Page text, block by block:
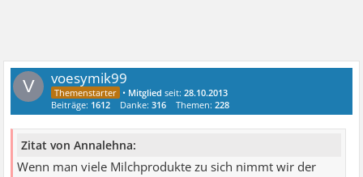
V voesymik99
• Mitglied seit:28.10.2013
Beiträge: 1612 Danke:316 Themen:228
Zitat von Annalehna:
Wenn man viele Milchprodukte zu sich nimmt wir der